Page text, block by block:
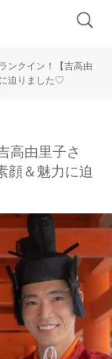
ンクイン！【吉高由
迫りました♡
高由里子さ
顔＆魅力に迫